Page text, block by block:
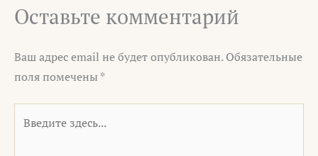
Оставьте комментарий
Ваш адрес email не будет опубликован. Обязательные
поля помечены *
здесь...